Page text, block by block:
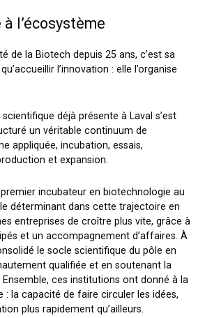
l’écosystème
de la Biotech depuis 25 ans, c’est sa
l’innovation : elle l’organise
déjà présente à Laval s’est
un véritable continuum de
appliquée, incubation, essais,
et expansion.
premier incubateur en biotechnologie au
déterminant dans cette trajectoire en
entreprises de croître plus vite, grâce à
et un accompagnement d’affaires. À
le socle scientifique du pôle en
qualifiée et en soutenant la
ces institutions ont donné à la
: la capacité de faire circuler les idées,
plus rapidement qu’ailleurs.